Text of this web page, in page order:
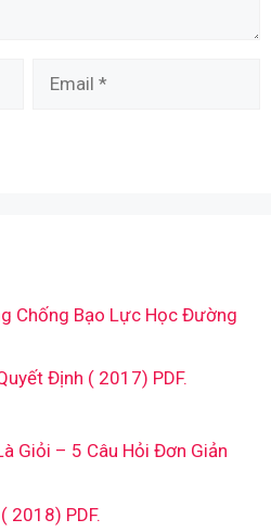
Chống Bạo Lực Học Đường
Định ( 2017) PDF.
Giỏi – 5 Câu Hỏi Đơn Giản
2018) PDF.